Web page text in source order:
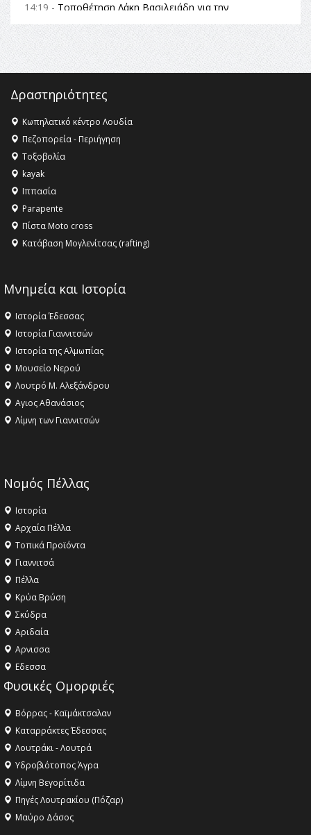
14:19 - Τοποθέτηση Λάκη Βασιλειάδη για την
Αναθεώρηση του Συντάγματος: «Σε τέτοιες κορυφαίες
θεσμικές διαδικασίες υπάρχει μόνο η ευθύνη απέναντι
στις επόμενες γενιές»
16:35 -Το πρόγραμμα του ΠΑΟΚ στον δεύτερο γύρο του
16:27 - Όλυμπος: Εντάχθηκε στον Κατάλογο Παγκόσμιας
Κληρονομιάς της UNESCO – Ομόφωνη η απόφαση Ο
Όλυμπος αναγνωρίστηκε ως φυσικό και πολιτιστικό
αγαθό εξέχουσας οικουμενικής αξίας για την
ανθρωπότητα
16:18 -
ΣΤΗΝ ΕΔΕΣΣΑ
Δραστηριότητες
Κωπηλατικό κέντρο Λουδία
Πεζοπορεία - Περιήγηση
Τοξοβολία
kayak
Ιππασία
Parapente
Πίστα Moto cross
Κατάβαση Μογλενίτσας (rafting)
Μνημεία και Ιστορία
Ιστορία Έδεσσας
Ιστορία Γιαννιτσών
Ιστορία της Αλμωπίας
Μουσείο Νερού
Λουτρό Μ. Αλεξάνδρου
Αγιος Αθανάσιος
Λίμνη των Γιαννιτσών
Νομός Πέλλας
Ιστορία
Αρχαία Πέλλα
Τοπικά Προϊόντα
Γιαννιτσά
Πέλλα
Κρύα Βρύση
Σκύδρα
Αριδαία
Aρνισσα
Eδεσσα
Φυσικές Ομορφιές
Βόρρας - Καϊμάκτσαλαν
Καταρράκτες Έδεσσας
Λουτράκι - Λουτρά
Υδροβιότοπος Άγρα
Λίμνη Βεγορίτιδα
Πηγές Λουτρακίου (Πόζαρ)
Μαύρο Δάσος